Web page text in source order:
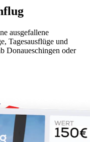
ausgefallene
Tagesausflüge und
Donaueschingen oder